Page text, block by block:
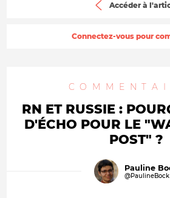
Accéder à
Connectez-vous pour
RN ET RUSSIE :
D'ÉCHO POUR LE
POST" ?
Pauline
@PaulineBock